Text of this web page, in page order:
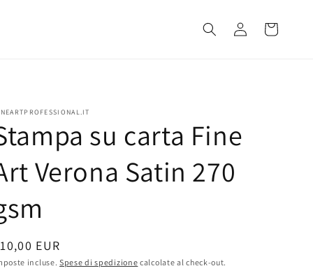
Accedi Carrello
su carta Fine
Verona Satin 270
EUR
incluse.Spese di spedizione calcolate al check-out.